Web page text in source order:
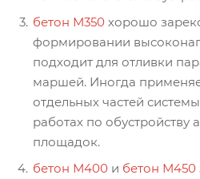
бетон М350 хорошо
формировании
подходит для отливки
маршей. Иногда
отдельных частей
работах по
площадок.
бетон М400 и бетон М450